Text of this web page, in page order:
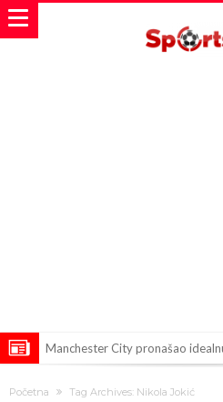
Manchester City pronašao
Početna Tag Archives: Nikola Jokić